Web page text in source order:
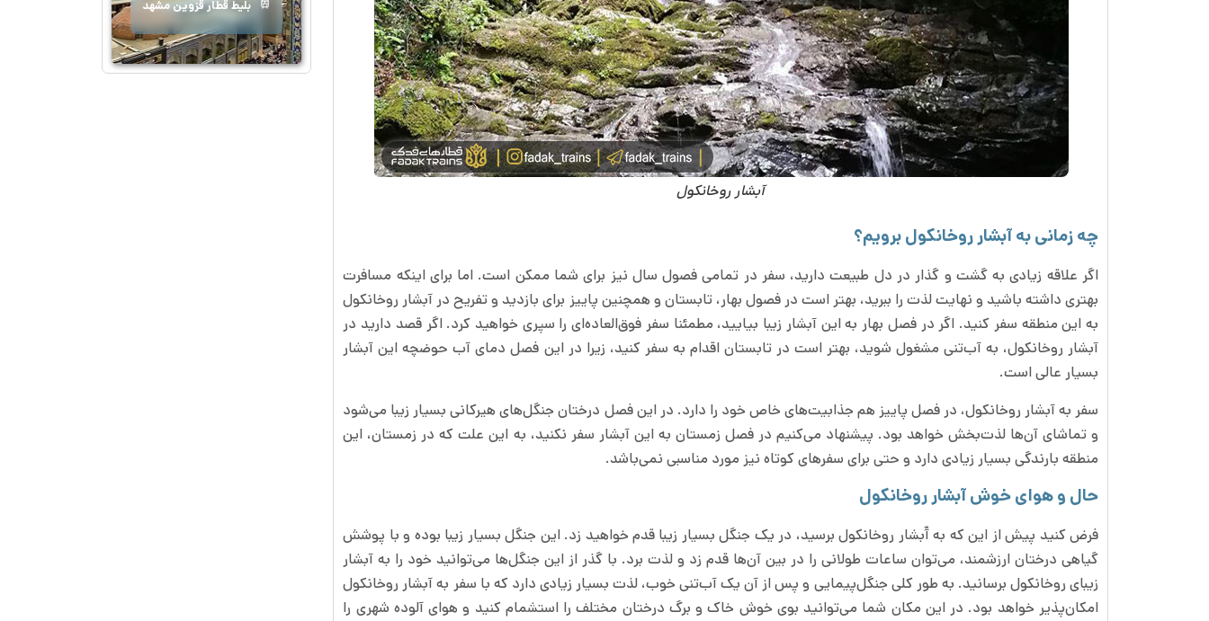
آبشار روخانکول
چه زمانی به آبشار روخانکول برویم؟
اگر علاقه زیادی به گشت و گذار در دل طبیعت دارید، سفر در تمامی فصول سال نیز برای شما ممکن است. اما برای اینکه مسافرت
بهتری داشته باشید و نهایت لذت را ببرید، بهتر است در فصول بهار، تابستان و همچنین پاییز برای بازدید و تفریح در آبشار روخانکول
به این منطقه سفر کنید. اگر در فصل بهار به این آبشار زیبا بیایید، مطمئنا سفر فوق‌العاده‌ای را سپری خواهید کرد. اگر قصد دارید در
آبشار روخانکول، به آب‌تنی مشغول شوید، بهتر است در تابستان اقدام به سفر کنید، زیرا در این فصل دمای آب حوضچه این آبشار
بسیار عالی است.
سفر به آبشار روخانکول، در فصل پاییز هم جذابیت‌های خاص خود را دارد. در این فصل درختان جنگل‌های هیرکانی بسیار زیبا می‌شود
و تماشای آن‌ها لذت‌بخش خواهد بود. پیشنهاد می‌کنیم در فصل زمستان به این آبشار سفر نکنید، به این علت که در زمستان، این
منطقه بارندگی بسیار زیادی دارد و حتی برای سفرهای کوتاه نیز مورد مناسبی نمی‌باشد.
حال و هوای خوش آبشار روخانکول
فرض کنید پیش از این که به آّبشار ‌روخانکول‌ برسید، در یک جنگل بسیار زیبا قدم خواهید زد. این جنگل‌ بسیار زیبا بوده و با پوشش
گیاهی درختان ارزشمند، می‌توان ساعات طولانی را در بین آن‌ها قدم زد و لذت برد. با گذر از این جنگل‌ها می‌توانید خود را به آبشار
زیبای روخانکول برسانید. به طور کلی جنگل‌پیمایی و پس از آن یک آب‌تنی خوب، لذت بسیار زیادی دارد که با سفر به آبشار روخانکول‌
امکان‌پذیر خواهد بود. در این مکان شما می‌توانید بوی خوش خاک و برگ درختان مختلف را استشمام کنید و هوای آلوده شهری را
بلیط قطار قزوین مشهد